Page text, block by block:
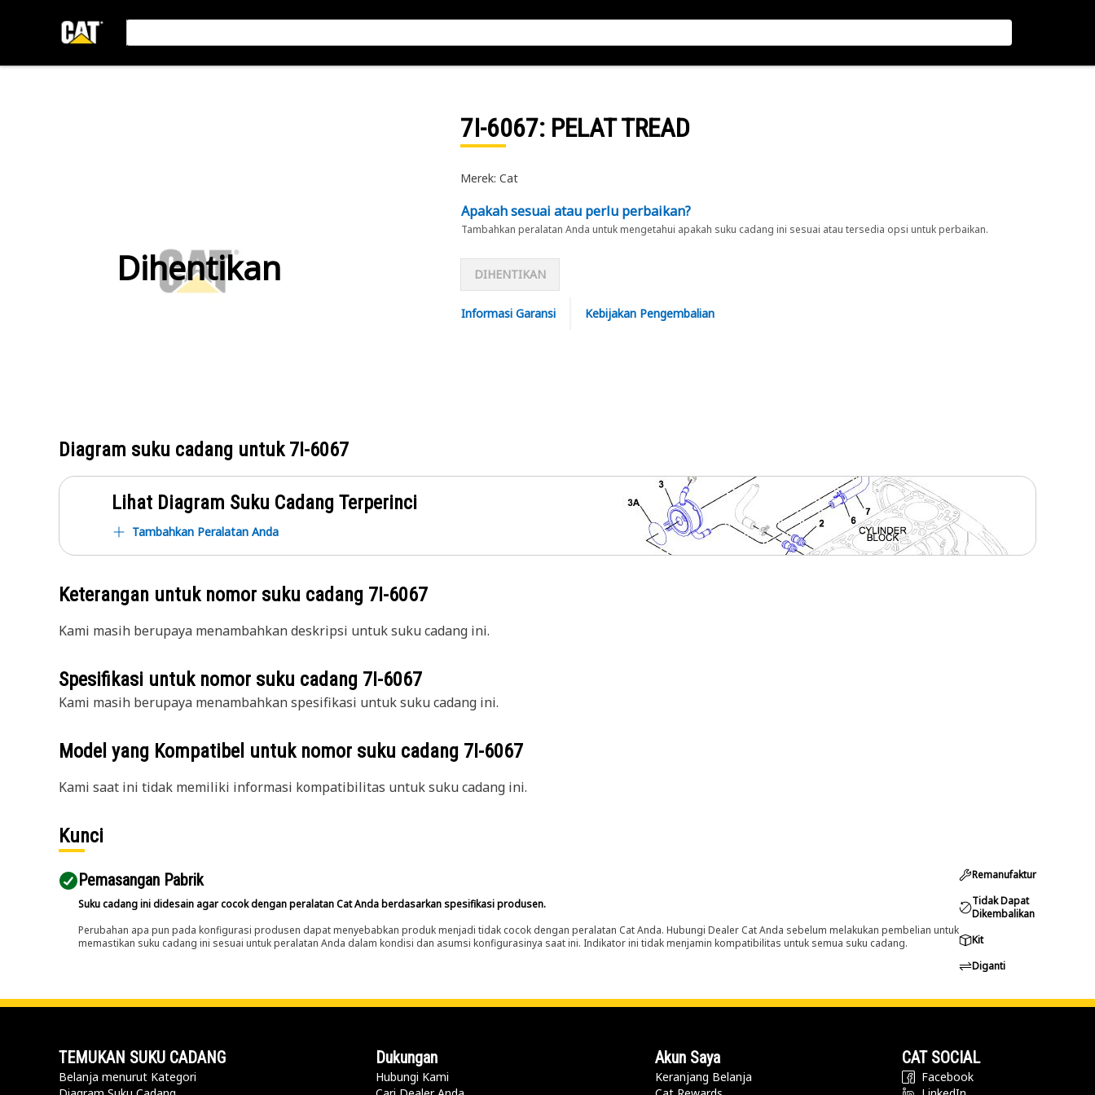
Dihentikan
7I-6067: PELAT TREAD
Merek: Cat
Apakah sesuai atau perlu perbaikan?
Tambahkan peralatan Anda untuk mengetahui apakah suku cadang ini sesuai atau tersedia opsi untuk perbaikan.
DIHENTIKAN
Informasi Garansi Kebijakan Pengembalian
Diagram suku cadang untuk7I-6067
Lihat Diagram Suku Cadang Terperinci
Tambahkan Peralatan Anda
Keterangan untuk nomor suku cadang 7I-6067
Kami masih berupaya menambahkan deskripsi untuk suku cadang ini.
Spesifikasi untuk nomor suku cadang 7I-6067
Kami masih berupaya menambahkan spesifikasi untuk suku cadang ini.
Model yang Kompatibel untuk nomor suku cadang 7I-6067
Kami saat ini tidak memiliki informasi kompatibilitas untuk suku cadang ini.
Kunci
Pemasangan Pabrik
Suku cadang ini didesain agar cocok dengan peralatan Cat Anda berdasarkan spesifikasi produsen.
Perubahan apa pun pada konfigurasi produsen dapat menyebabkan produk menjadi tidak cocok dengan peralatan Cat Anda. Hubungi Dealer Cat Anda sebelum melakukan pembelian untuk
memastikan suku cadang ini sesuai untuk peralatan Anda dalam kondisi dan asumsi konfigurasinya saat ini. Indikator ini tidak menjamin kompatibilitas untuk semua suku cadang.
Remanufaktur
Tidak Dapat
Dikembalikan
Kit
Diganti
TEMUKAN SUKU CADANG
Belanja menurut Kategori
Dukungan
Hubungi Kami
Akun Saya
Keranjang Belanja
CAT SOCIAL
Facebook